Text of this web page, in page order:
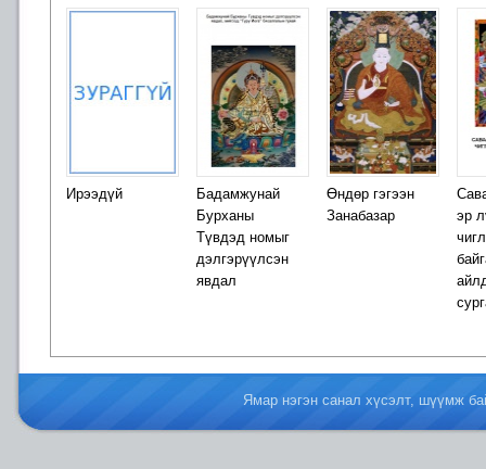
Ирээдүй
Бадамжунай
Бурханы
Түвдэд номыг
дэлгэрүүлсэн
явдал
Өндөр гэгээн
Занабазар
эр
Ямар нэгэн санал хүсэлт, шүүмж